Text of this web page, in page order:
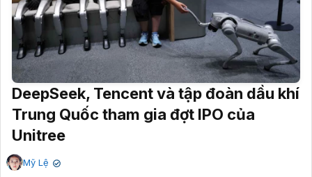
DeepSeek, Tencent và tập đoàn dầu khí
Trung Quốc tham gia đợt IPO của
Unitree
Mỹ Lệ ✔